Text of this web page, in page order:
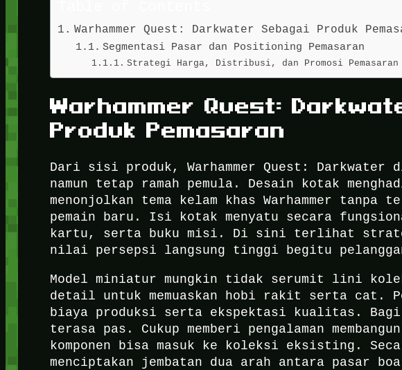
Warhammer Quest: Darkwater Sebagai Produk
Segmentasi Pasar dan Positioning Pemasaran
Strategi Harga, Distribusi, dan Promosi Pemasaran
Warhammer Quest:
Produk Pemasaran
Dari sisi produk, Warhammer Quest: Darkwater
namun tetap ramah pemula. Desain kotak
menonjolkan tema kelam khas Warhammer tanpa
pemain baru. Isi kotak menyatu secara
kartu, serta buku misi. Di sini terlihat
nilai persepsi langsung tinggi begitu pelanggan
Model miniatur mungkin tidak serumit lini
detail untuk memuaskan hobi rakit serta cat.
biaya produksi serta ekspektasi kualitas.
terasa pas. Cukup memberi pengalaman
komponen bisa masuk ke koleksi eksisting.
menciptakan jembatan dua arah antara pasar